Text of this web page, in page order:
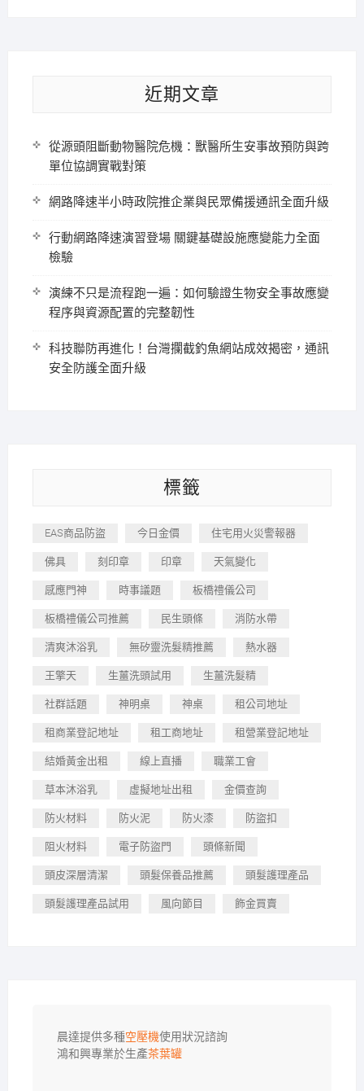
近期文章
從源頭阻斷動物醫院危機：獸醫所生安事故預防與跨
單位協調實戰對策
網路降速半小時政院推企業與民眾備援通訊全面升級
行動網路降速演習登場 關鍵基礎設施應變能力全面
檢驗
演練不只是流程跑一遍：如何驗證生物安全事故應變
程序與資源配置的完整韌性
科技聯防再進化！台灣攔截釣魚網站成效揭密，通訊
安全防護全面升級
標籤
EAS商品防盜 今日金價 住宅用火災警報器
佛具 刻印章 印章 天氣變化
感應門神 時事議題 板橋禮儀公司
板橋禮儀公司推薦 民生頭條 消防水帶
清爽沐浴乳 無矽靈洗髮精推薦 熱水器
王擎天 生薑洗頭試用 生薑洗髮精
社群話題 神明桌 神桌 租公司地址
租商業登記地址 租工商地址 租營業登記地址
結婚黃金出租 線上直播 職業工會
草本沐浴乳 虛擬地址出租 金價查詢
防火材料 防火泥 防火漆 防盜扣
阻火材料 電子防盜門 頭條新聞
頭皮深層清潔 頭髮保養品推薦 頭髮護理產品
頭髮護理產品試用 風向節目 飾金買賣
晨達提供多種空壓機使用狀況諮詢
鴻和興專業於生產茶葉罐